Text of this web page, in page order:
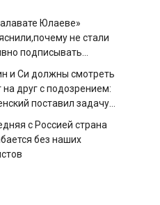
Юлаеве»
не стали
подписывать
и Си должны смотреть
на друг с подозрением:
поставил задачу
с Россией страна
без наших